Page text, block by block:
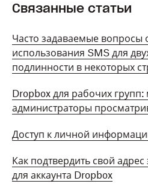
Связанные статьи
Часто задаваемые вопросы
использования SMS для
подлинности в некоторых
Dropbox для рабочих групп:
администраторы
Доступ к личной
Как подтвердить свой
для аккаунта Dropbox